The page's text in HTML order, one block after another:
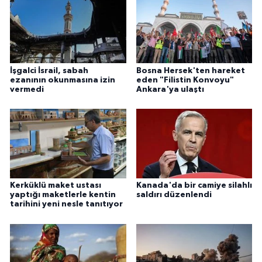
İşgalci İsrail, sabah
ezanının okunmasına izin
vermedi
Bosna Hersek'ten hareket
eden "Filistin Konvoyu"
Ankara'ya ulaştı
Kerküklü maket ustası
yaptığı maketlerle kentin
tarihini yeni nesle tanıtıyor
Kanada'da bir camiye silahlı
saldırı düzenlendi
Gümüşhane Müftülüğü
Hakkari Müftülüğü
Hatay Müftülüğü
Isparta Müftülüğü
İstanbul Müftülüğü
İzmir Müftülüğü
Karabük Müftülüğü